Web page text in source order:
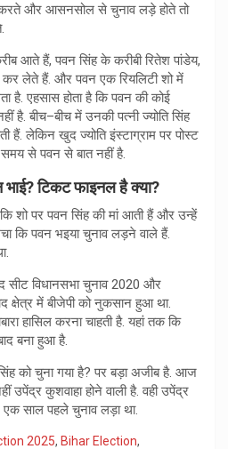
करते और आसनसोल से चुनाव लड़े होते तो
आते हैं, पवन सिंह के करीबी रितेश पांडेय,
लेते हैं. और पवन एक रियलिटी शो में
है. एहसास होता है कि पवन की कोई
है. बीच–बीच में उनकी पत्नी ज्योति सिंह
हैं. लेकिन खुद ज्योति इंस्टाग्राम पर पोस्ट
से पवन से बात नहीं है.
भाई? टिकट फाइनल है क्या?
शो पर पवन सिंह की मां आती हैं और उन्हें
कि पवन भइया चुनाव लड़ने वाले हैं.
सीट विधानसभा चुनाव 2020 और
क्षेत्र में बीजेपी को नुकसान हुआ था.
हासिल करना चाहती है. यहां तक कि
बना हुआ है.
को चुना गया है? पर बड़ा अजीब है. आज
उपेंद्र कुशवाहा होने वाली है. वही उपेंद्र
साल पहले चुनाव लड़ा था.
2025, Bihar Election,